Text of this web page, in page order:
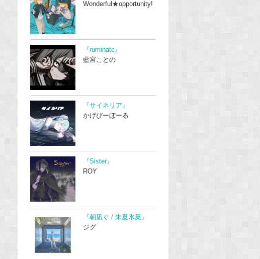
Wonderful★opportunity!
『ruminate』
藍宮ことの
『サイネリア』
かげぴーぼーる
『Sister』
ROY
『朝凪ぐ / 朱夏氷菓』
ジグ